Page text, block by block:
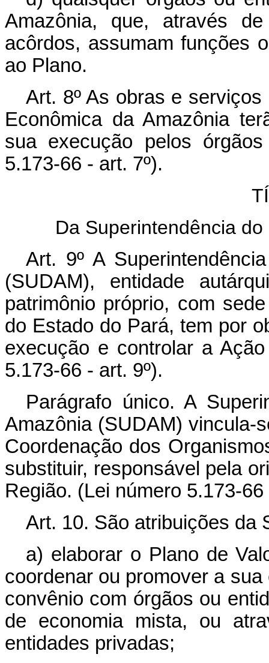
Amazônia, que, através
acôrdos, assumam funções
ao Plano.
Art. 8º As obras e
Econômica da Amazônia
sua execução pelos
5.173-66 - art. 7º).
Da Superintendência
Art. 9º A
(SUDAM), entidade
patrimônio próprio, com
do Estado do Pará, tem por
execução e controlar a
5.173-66 - art. 9º).
Parágrafo único. A
Amazônia (SUDAM) vincula-
Coordenação dos
substituir, responsável pela
Região. (Lei número 5.173-66
Art. 10. São atribuições da
a) elaborar o Plano de
coordenar ou promover a
convênio com órgãos ou
de economia mista, ou
entidades privadas;